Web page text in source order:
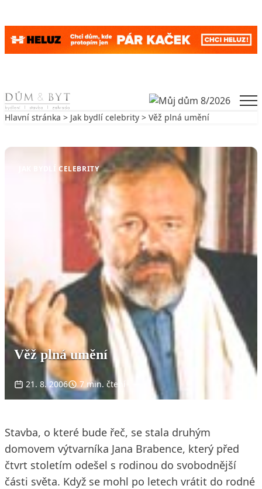
Skip to content
Hlavní stránka > Jak bydlí celebrity > Věž plná umění
JAK BYDLÍ CELEBRITY
Věž plná umění
21. 8. 2006 7 min. čtení
Stavba, o které bude řeč, se stala druhým
domovem výtvarníka Jana Brabence, který před
čtvrt stoletím odešel s rodinou do svobodnější
části světa. Když se mohl po letech vrátit do rodné